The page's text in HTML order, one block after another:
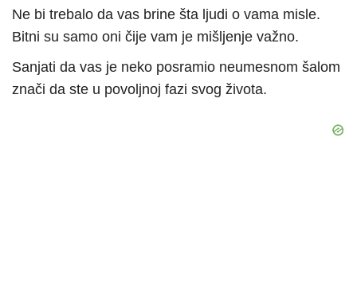
Ne bi trebalo da vas brine šta ljudi o vama misle.
Bitni su samo oni čije vam je mišljenje važno.
Sanjati da vas je neko posramio neumesnom šalom
znači da ste u povoljnoj fazi svog života.